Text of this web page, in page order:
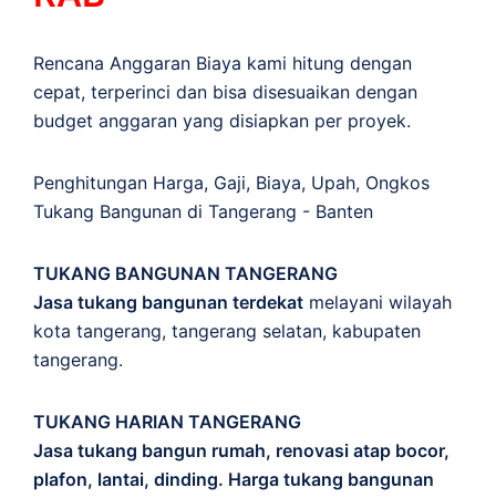
Rencana Anggaran Biaya kami hitung dengan
cepat, terperinci dan bisa disesuaikan dengan
budget anggaran yang disiapkan per proyek.
Penghitungan Harga, Gaji, Biaya, Upah, Ongkos
Tukang Bangunan di Tangerang - Banten
TUKANG BANGUNAN TANGERANG
Jasa tukang bangunan terdekat melayani wilayah
kota tangerang, tangerang selatan, kabupaten
tangerang.
TUKANG HARIAN TANGERANG
Jasa tukang bangun rumah, renovasi atap bocor,
plafon, lantai, dinding. Harga tukang bangunan